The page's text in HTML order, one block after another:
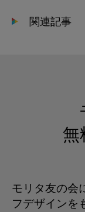
関連記事
無
モリタ友の会
フデザインを